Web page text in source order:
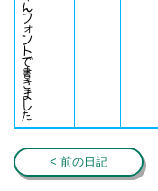
みかちゃんフォントで書きました
< 前の日記